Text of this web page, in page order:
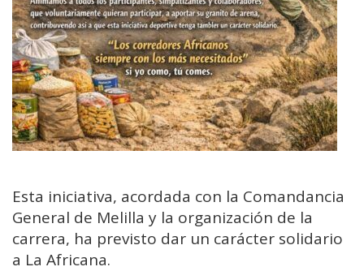
Esta iniciativa, acordada con la Comandancia
General de Melilla y la organización de la
carrera, ha previsto dar un carácter solidario
a La Africana.